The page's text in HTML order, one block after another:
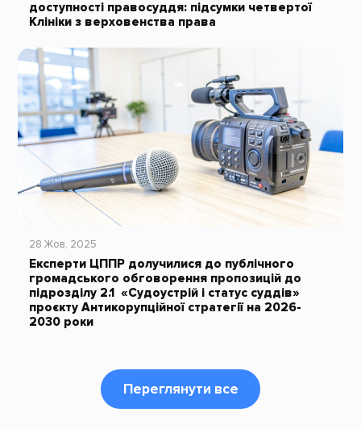
доступності правосуддя: підсумки четвертої
Клініки з верховенства права
28 Жов, 2025
Експерти ЦППР долучилися до публічного
громадського обговорення пропозицій до
підрозділу 2.1 «Судоустрій і статус суддів»
проєкту Антикорупційної стратегії на 2026-
2030 роки
Переглянути все